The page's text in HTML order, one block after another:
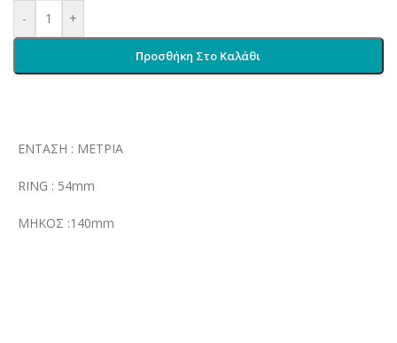
- +
Προσθήκη Στο Καλάθι
ΕΝΤΑΣΗ : ΜΕΤΡΙΑ
RING : 54mm
ΜΗΚΟΣ :140mm